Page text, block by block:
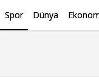
Spor Dünya